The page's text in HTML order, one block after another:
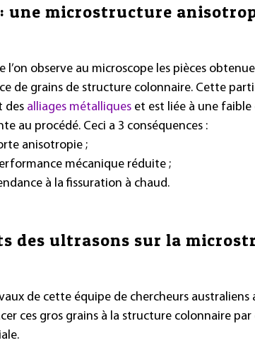
: une microstructure
l’on observe au microscope les pièces
de grains de structure colonnaire. Cette
des alliages métalliques et est liée à une
au procédé. Ceci a 3 conséquences :
anisotropie ;
mécanique réduite ;
à la fissuration à chaud.
des ultrasons sur la
de cette équipe de chercheurs
ces gros grains à la structure colonnaire